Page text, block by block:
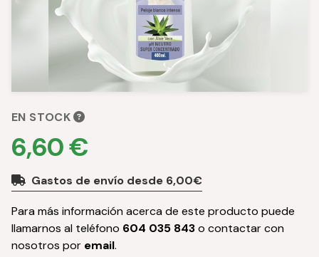
EN STOCK
6,60 €
Gastos de envío desde 6,00€
Para más información acerca de este producto puede
llamarnos al teléfono 604 035 843o contactar con
nosotros por email.